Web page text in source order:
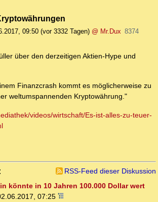
09:50 (vor 3332 Tagen) @ Mr.Dux 8374
über den derzeitigen Aktien-Hype und
Finanzcrash kommt es möglicherweise zu
weltumspannenden Kryptowährung."
videos/wirtschaft/Es-ist-alles-zu-teuer-
RSS-Feed dieser Diskussion
könnte in 10 Jahren 100.000 Dollar wert
07:25